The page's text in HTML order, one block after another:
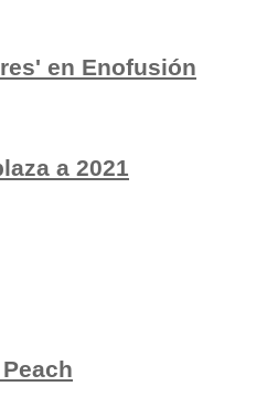
en Enofusión
a 2021